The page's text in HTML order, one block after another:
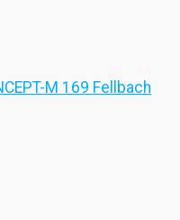
M 169 Fellbach